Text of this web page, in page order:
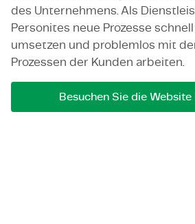
des Unternehmens. Als
Personites neue Prozesse
umsetzen und problemlos mit
Prozessen der Kunden arbeiten.
Besuchen Sie die